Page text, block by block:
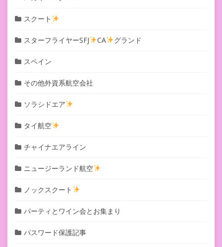
スクート
スターフライヤーSFJ CA グランド
スペイン
その他外資系航空会社
ソラシドエア
タイ航空
チャイナエアライン
ニュージーランド航空
ノックスクート
パーティとワイン会とお集まり
パスワード保護記事